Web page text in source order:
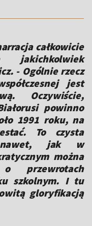
całkowicie
jakichkolwiek
- Ogólnie rzecz
jest
Oczywiście,
powinno
1991 roku, na
To czysta
jak w
można
przewrotach
szkolnym. I tu
gloryfikacją